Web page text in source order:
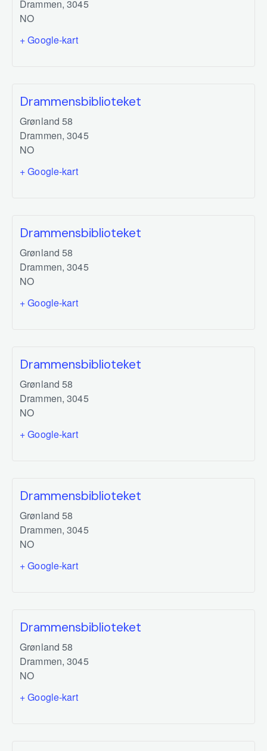
Drammen, 3045
NO
+ Google-kart
Drammensbiblioteket
Grønland 58
Drammen, 3045
NO
+ Google-kart
Drammensbiblioteket
Grønland 58
Drammen, 3045
NO
+ Google-kart
Drammensbiblioteket
Grønland 58
Drammen, 3045
NO
+ Google-kart
Drammensbiblioteket
Grønland 58
Drammen, 3045
NO
+ Google-kart
Drammensbiblioteket
Grønland 58
Drammen, 3045
NO
+ Google-kart